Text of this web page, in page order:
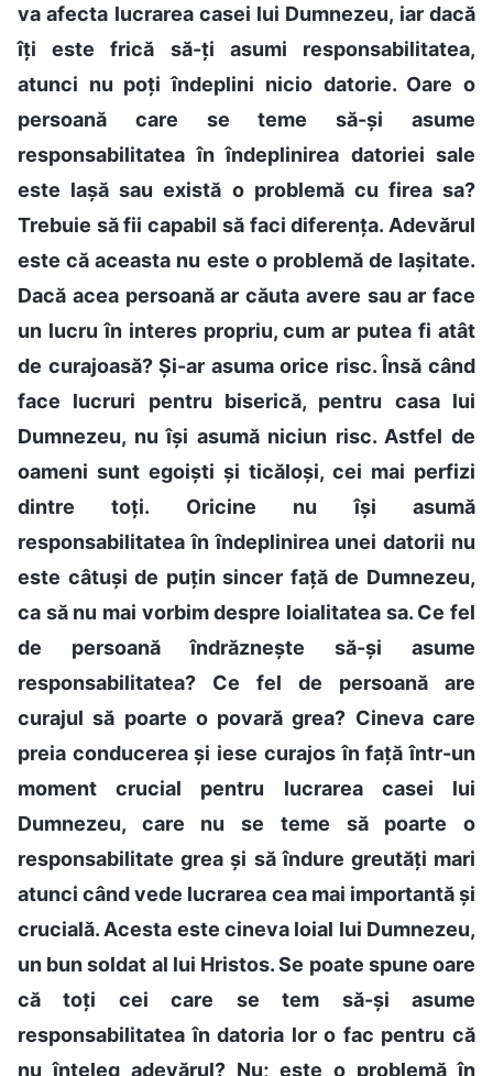
va afecta lucrarea casei lui Dumnezeu, iar dacă
îți este frică să-ți asumi responsabilitatea,
atunci nu poți îndeplini nicio datorie. Oare o
persoană care se teme să-și asume
responsabilitatea în îndeplinirea datoriei sale
este lașă sau există o problemă cu firea sa?
Trebuie să fii capabil să faci diferența. Adevărul
este că aceasta nu este o problemă de lașitate.
Dacă acea persoană ar căuta avere sau ar face
un lucru în interes propriu, cum ar putea fi atât
de curajoasă? Și-ar asuma orice risc. Însă când
face lucruri pentru biserică, pentru casa lui
Dumnezeu, nu își asumă niciun risc. Astfel de
oameni sunt egoiști și ticăloși, cei mai perfizi
dintre toți. Oricine nu își asumă
responsabilitatea în îndeplinirea unei datorii nu
este câtuși de puțin sincer față de Dumnezeu,
ca să nu mai vorbim despre loialitatea sa. Ce fel
de persoană îndrăznește să-și asume
responsabilitatea? Ce fel de persoană are
curajul să poarte o povară grea? Cineva care
preia conducerea și iese curajos în față într-un
moment crucial pentru lucrarea casei lui
Dumnezeu, care nu se teme să poarte o
responsabilitate grea și să îndure greutăți mari
atunci când vede lucrarea cea mai importantă și
crucială. Acesta este cineva loial lui Dumnezeu,
un bun soldat al lui Hristos. Se poate spune oare
că toți cei care se tem să-și asume
responsabilitatea în datoria lor o fac pentru că
nu înțeleg adevărul? Nu; este o problemă în